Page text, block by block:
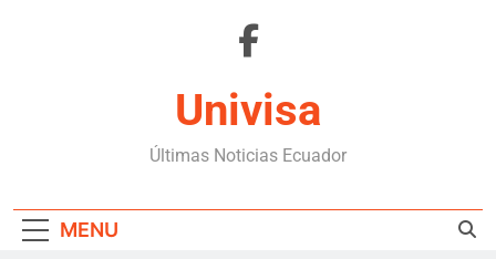
Univisa
Últimas Noticias Ecuador
MENU